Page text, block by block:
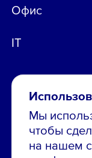
Мы
чтобы
на нашем
Остались
Офис
IT